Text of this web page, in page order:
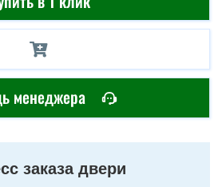
менеджера
заказа двери